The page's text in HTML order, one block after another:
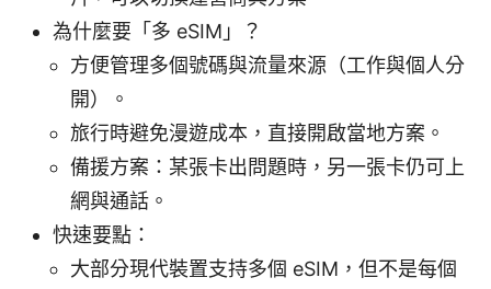
為什麼要「多 eSIM」？
方便管理多個號碼與流量來源（工作與個人分
開）。
旅行時避免漫遊成本，直接開啟當地方案。
備援方案：某張卡出問題時，另一張卡仍可上
網與通話。
快速要點：
大部分現代裝置支持多個 eSIM，但不是每個